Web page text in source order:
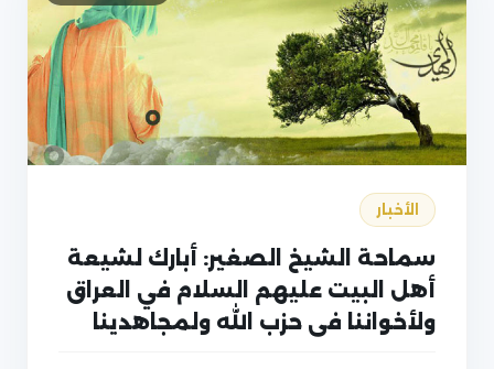
الأخبار
سماحة الشيخ الصغير: أبارك لشيعة
أهل البيت عليهم السلام في العراق
ولأخواننا في حزب الله ولمجاهدينا